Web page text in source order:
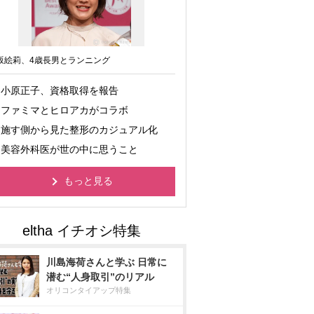
絵莉、4歳長男とランニング
小原正子、資格取得を報告
ファミマとヒロアカがコラボ
施す側から見た整形のカジュアル化
美容外科医が世の中に思うこと
もっと見る
川島海荷さんと学ぶ 日常に
潜む“人身取引”のリアル
オリコンタイアップ特集